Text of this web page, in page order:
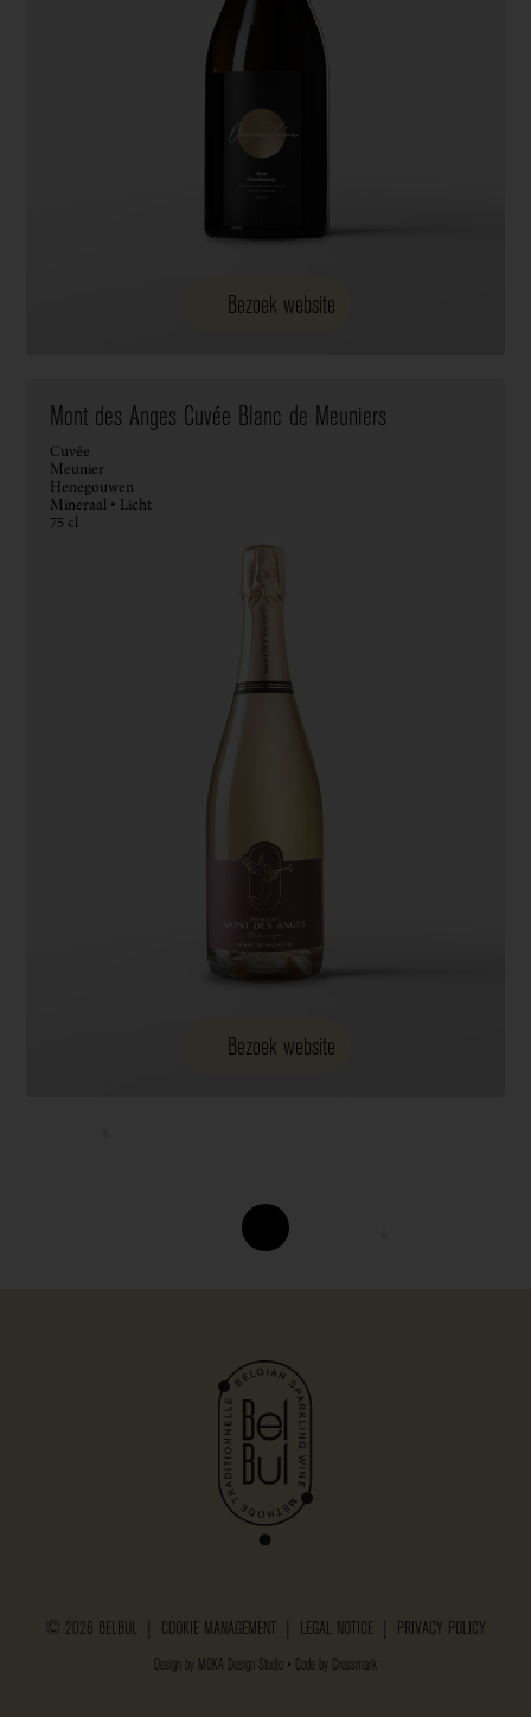
Bezoek website
Mont des Anges Cuvée Blanc de Meuniers
Cuvée
Meunier
Henegouwen
Mineraal • Licht
75 cl
Bezoek website
© 2026 BELBUL | COOKIE MANAGEMENT LEGAL NOTICE PRIVACY POLICY
Design by MOKA Design Studio • Code by Crossmark